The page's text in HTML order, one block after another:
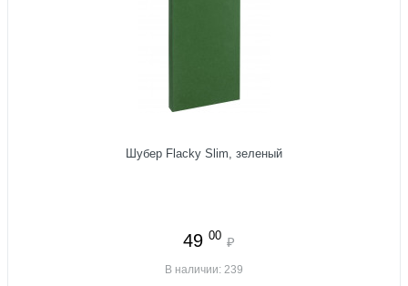
Шубер Flacky Slim, зеленый
49 00 ₽
В наличии: 239